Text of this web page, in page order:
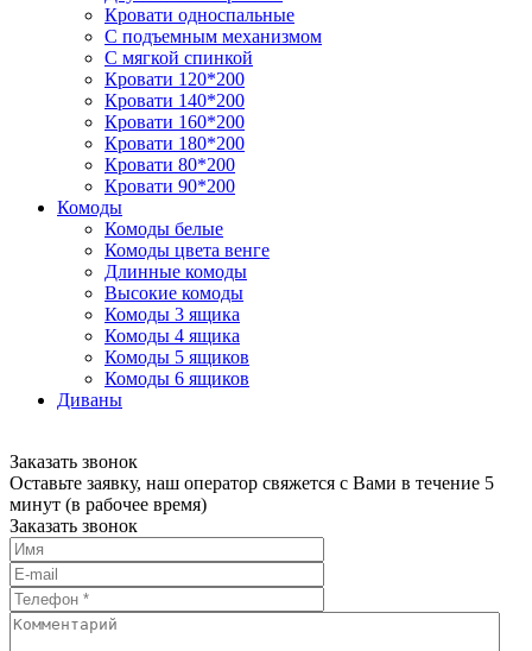
Кровати односпальные
С подъемным механизмом
С мягкой спинкой
Кровати 120*200
Кровати 140*200
Кровати 160*200
Кровати 180*200
Кровати 80*200
Кровати 90*200
Комоды
Комоды белые
Комоды цвета венге
Длинные комоды
Высокие комоды
Комоды 3 ящика
Комоды 4 ящика
Комоды 5 ящиков
Комоды 6 ящиков
Диваны
Заказать звонок
Оставьте заявку, наш оператор свяжется с Вами в течение 5
минут (в рабочее время)
Заказать звонок